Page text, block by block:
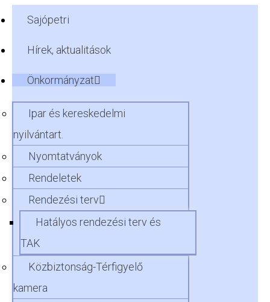
Sajópetri
Hírek, aktualitások
Önkormányzat
Ipar és kereskedelmi
nyilvántart.
Nyomtatványok
Rendeletek
Rendezési terv
Hatályos rendezési terv és
TAK
Közbiztonság-Térfigyelő
kamera